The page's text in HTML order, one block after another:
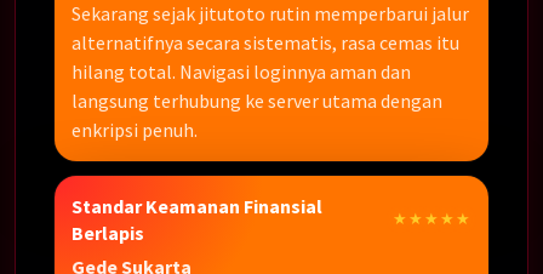
Sekarang sejak jitutoto rutin memperbarui jalur
alternatifnya secara sistematis, rasa cemas itu
hilang total. Navigasi loginnya aman dan
langsung terhubung ke server utama dengan
enkripsi penuh.
Standar Keamanan Finansial
Berlapis
★★★★★
Gede Sukarta